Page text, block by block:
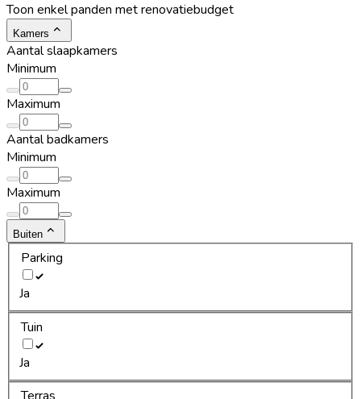
Toon enkel panden met renovatiebudget
Kamers
Aantal slaapkamers
Minimum
Maximum
Aantal badkamers
Minimum
Maximum
Buiten
Parking
Ja
Tuin
Ja